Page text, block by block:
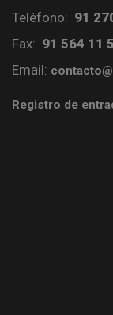
Teléfono: 91
Fax: 91 564 11
Email:
Registro de